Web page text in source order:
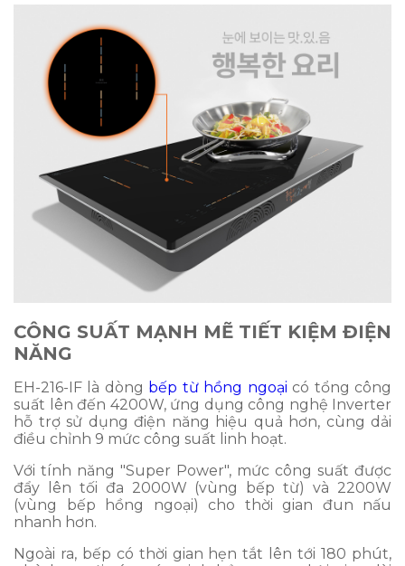
CÔNG SUẤT MẠNH MẼ TIẾT KIỆM ĐIỆN
NĂNG
EH-216-IF là dòng bếp từ hồng ngoại có tổng công
suất lên đến 4200W, ứng dụng công nghệ Inverter
hỗ trợ sử dụng điện năng hiệu quả hơn, cùng dải
điều chỉnh 9 mức công suất linh hoạt.
Với tính năng "Super Power", mức công suất được
đẩy lên tối đa 2000W (vùng bếp từ) và 2200W
(vùng bếp hồng ngoại) cho thời gian đun nấu
nhanh hơn.
Ngoài ra, bếp có thời gian hẹn tắt lên tới 180 phút,